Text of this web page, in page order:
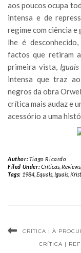
aos poucos ocupa
intensa e de
regime com ciência e
lhe é
factos que retiram
primeira vista, Iguais
intensa que traz
negros da obra
crítica mais audaz e
acessório a uma
Author:Tiago Ricardo
Filed Under:Críticas, Reviews,
Tags: 1984, Equals, Iguais,
CRÍTICA | À
CRÍTICA |